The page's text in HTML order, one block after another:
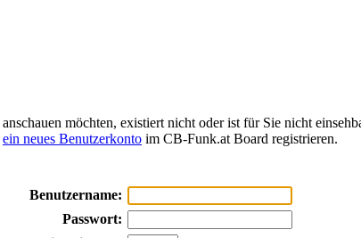
möchten, existiert nicht oder ist für Sie nicht
ein neues Benutzerkonto im CB-Funk.at Board registrieren.
Benutzername:
Passwort: